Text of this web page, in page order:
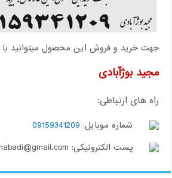
جهت خرید و فروش این محصول میتوانید با
مجید بوژآبادی
راه های ارتباطی:
شماره موبایل: 09159341209
پست الکترونیکی: buzhabadi@gmail.com